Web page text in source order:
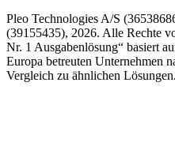
Pleo Technologies A/S
(39155435), 2026. Alle Rechte
Nr. 1 Ausgabenlösung“ basiert
Europa betreuten Unternehmen
Vergleich zu ähnlichen Lösungen.